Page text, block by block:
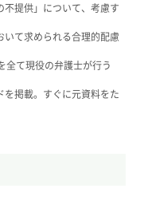
不提供」について、考慮す
いて求められる合理的配慮
全て現役の弁護士が行う
を掲載。すぐに元資料をた